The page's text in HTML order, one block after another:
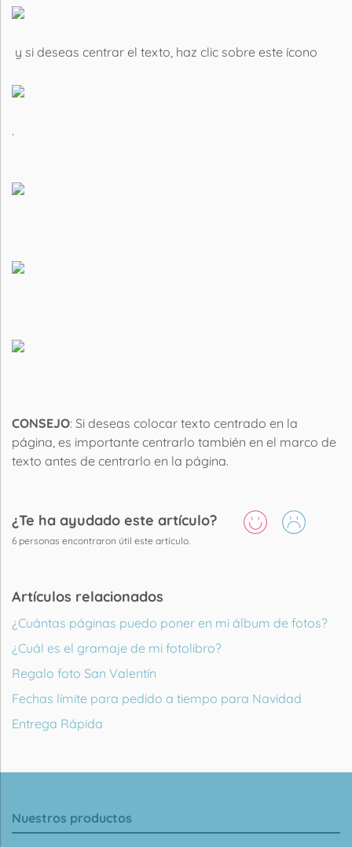
y si deseas centrar el texto, haz clic sobre este ícono
.
CONSEJO: Si deseas colocar texto centrado en la
página, es importante centrarlo también en el marco de
texto antes de centrarlo en la página.
¿Te ha ayudado este artículo?
6 personas encontraron útil este artículo.
Artículos relacionados
¿Cuántas páginas puedo poner en mi álbum de fotos?
¿Cuál es el gramaje de mi fotolibro?
Regalo foto San Valentín
Fechas límite para pedido a tiempo para Navidad
Entrega Rápida
Nuestros productos